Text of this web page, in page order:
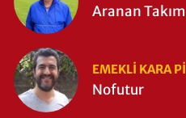
Aranan Takım
EMEKLI KARA
Nofutur